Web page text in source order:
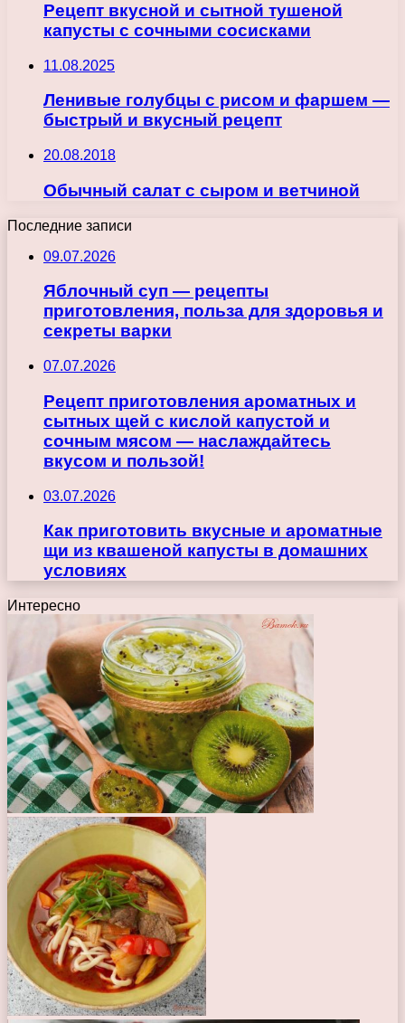
Рецепт вкусной и сытной тушеной
капусты с сочными сосисками
11.08.2025
Ленивые голубцы с рисом и фаршем —
быстрый и вкусный рецепт
20.08.2018
Обычный салат с сыром и ветчиной
Последние записи
09.07.2026
Яблочный суп — рецепты
приготовления, польза для здоровья и
секреты варки
07.07.2026
Рецепт приготовления ароматных и
сытных щей с кислой капустой и
сочным мясом — наслаждайтесь
вкусом и пользой!
03.07.2026
Как приготовить вкусные и ароматные
щи из квашеной капусты в домашних
условиях
Интересно